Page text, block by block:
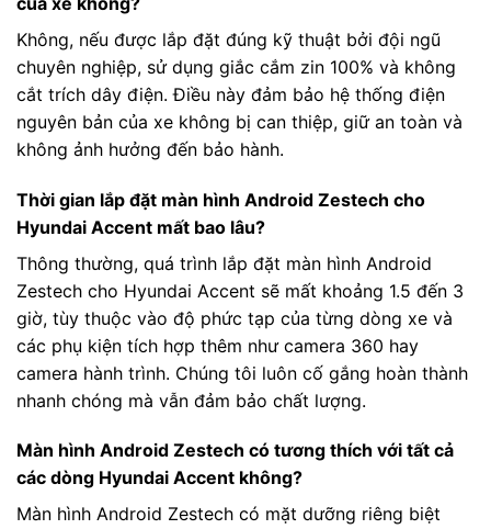
Không, nếu được lắp đặt đúng kỹ thuật bởi đội ngũ
chuyên nghiệp, sử dụng giắc cắm zin 100% và không
cắt trích dây điện. Điều này đảm bảo hệ thống điện
nguyên bản của xe không bị can thiệp, giữ an toàn và
không ảnh hưởng đến bảo hành.
Thời gian lắp đặt màn hình Android Zestech cho
Hyundai Accent mất bao lâu?
Thông thường, quá trình lắp đặt màn hình Android
Zestech cho Hyundai Accent sẽ mất khoảng 1.5 đến 3
giờ, tùy thuộc vào độ phức tạp của từng dòng xe và
các phụ kiện tích hợp thêm như camera 360 hay
camera hành trình. Chúng tôi luôn cố gắng hoàn thành
nhanh chóng mà vẫn đảm bảo chất lượng.
Màn hình Android Zestech có tương thích với tất cả
các dòng Hyundai Accent không?
Màn hình Android Zestech có mặt dưỡng riêng biệt